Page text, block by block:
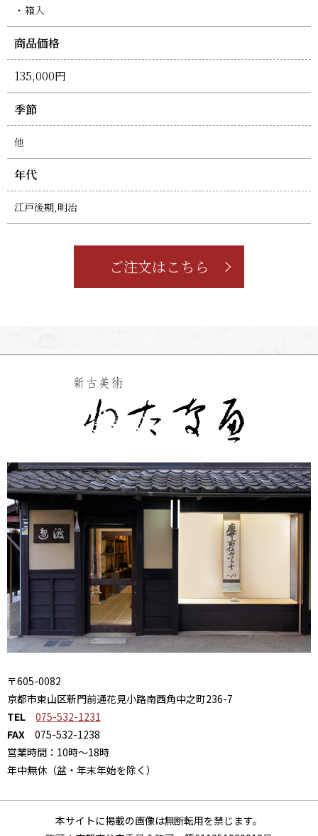
箱入
商品価格
135,000円
季節
他
年代
江戸後期,明治
ご注文はこちら
〒605-0082
京都市東山区新門前通花見小路南西角中之町236-7
TEL
075-532-1231
FAX075-532-1238
営業時間：10時～18時
年中無休（盆・年末年始を除く）
本サイトに掲載の画像は無断転用を禁じます。